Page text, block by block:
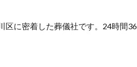
区に密着した葬儀社です。24時間